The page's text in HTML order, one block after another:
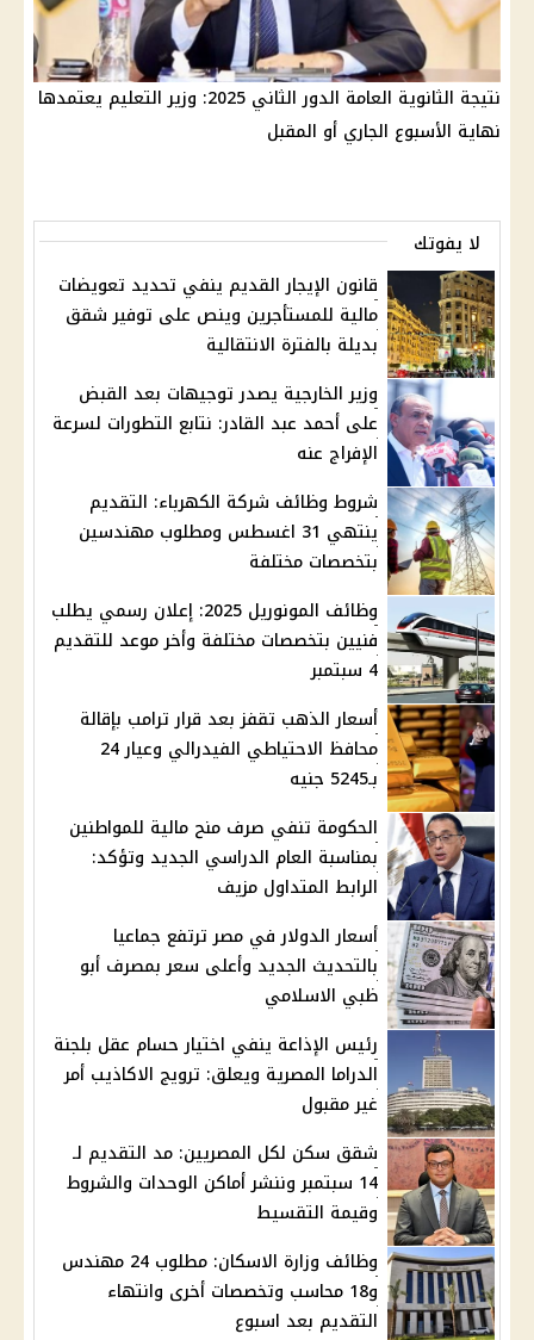
نتيجة الثانوية العامة الدور الثاني 2025: وزير التعليم يعتمدها
نهاية الأسبوع الجاري أو المقبل
لا يفوتك
قانون الإيجار القديم ينفي تحديد تعويضات
مالية للمستأجرين وينص على توفير شقق
بديلة بالفترة الانتقالية
وزير الخارجية يصدر توجيهات بعد القبض
على أحمد عبد القادر: نتابع التطورات لسرعة
الإفراج عنه
شروط وظائف شركة الكهرباء: التقديم
ينتهي 31 اغسطس ومطلوب مهندسين
بتخصصات مختلفة
وظائف المونوريل 2025: إعلان رسمي يطلب
فنيين بتخصصات مختلفة وأخر موعد للتقديم
4 سبتمبر
أسعار الذهب تقفز بعد قرار ترامب بإقالة
محافظ الاحتياطي الفيدرالي وعيار 24
بـ5245 جنيه
الحكومة تنفي صرف منح مالية للمواطنين
بمناسبة العام الدراسي الجديد وتؤكد:
الرابط المتداول مزيف
أسعار الدولار في مصر ترتفع جماعيا
بالتحديث الجديد وأعلى سعر بمصرف أبو
ظبي الاسلامي
رئيس الإذاعة ينفي اختيار حسام عقل بلجنة
الدراما المصرية ويعلق: ترويج الاكاذيب أمر
غير مقبول
شقق سكن لكل المصريين: مد التقديم لـ
14 سبتمبر وننشر أماكن الوحدات والشروط
وقيمة التقسيط
وظائف وزارة الاسكان: مطلوب 24 مهندس
و18 محاسب وتخصصات أخرى وانتهاء
التقديم بعد اسبوع